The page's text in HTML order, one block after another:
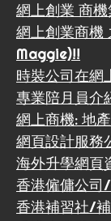
網上創業 商
網上創業商機
Maggie)!!
時裝公司在網
專業陪月員介
網上商機: 地
網頁設計服務
海外升學網頁
香港僱傭公司
香港補習社/